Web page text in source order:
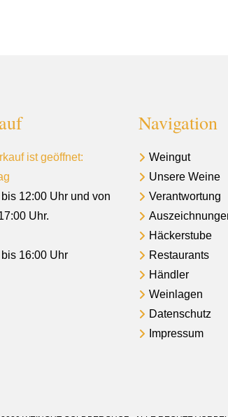
ist geöffnet:
12:00 Uhr und von
Uhr.
16:00 Uhr
Navigation
Weingut
Unsere Weine
Verantwortung
Häckerstube
Restaurants
Händler
Weinlagen
Datenschutz
Impressum